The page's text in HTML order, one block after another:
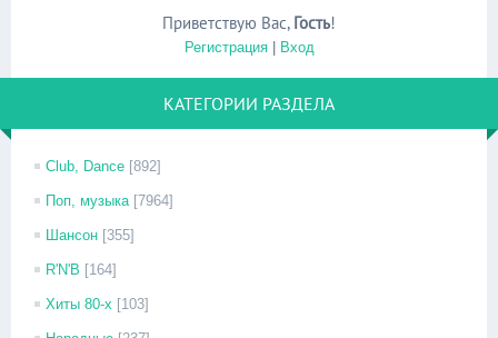
Приветствую Вас, Гость!
Регистрация| Вход
КАТЕГОРИИ РАЗДЕЛА
Club, Dance [892]
Поп, музыка [7964]
Шансон [355]
R'N'B [164]
Хиты 80-х [103]